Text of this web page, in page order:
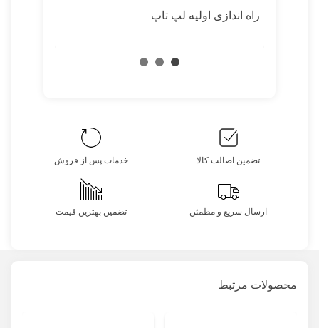
راه اندازی اولیه لپ تاپ
تضمین اصالت کالا خدمات پس از فروش
ارسال سریع و مطمئن تضمین بهترین قیمت
محصولات مرتبط